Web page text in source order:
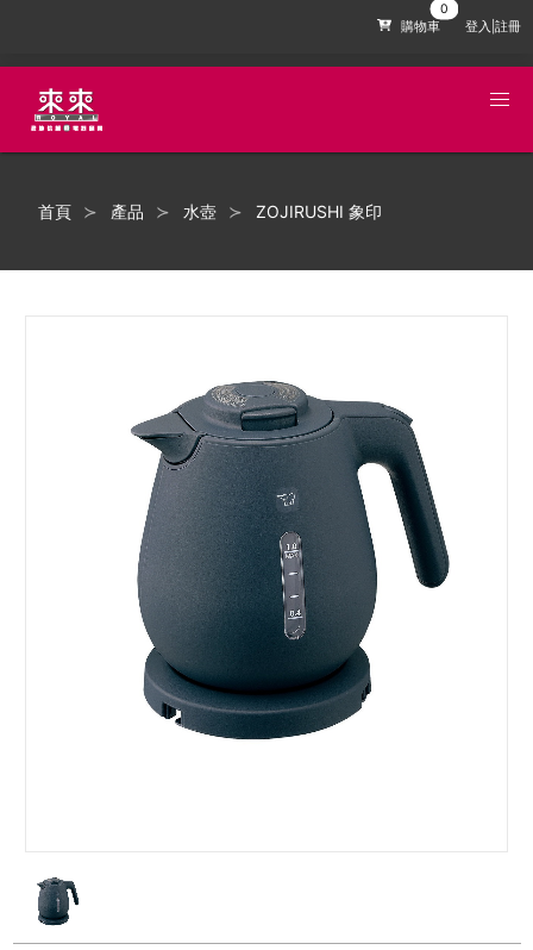
購物車 登入|註冊
首頁 產品 水壺 ZOJIRUSHI 象印